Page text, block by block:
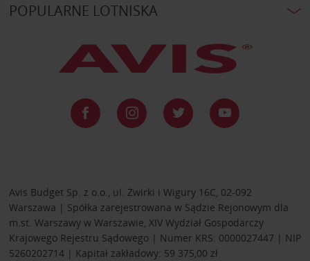
POPULARNE LOTNISKA
Avis Budget Sp. z o.o., ul. Żwirki i Wigury 16C, 02-092
Warszawa | Spółka zarejestrowana w Sądzie Rejonowym dla
m.st. Warszawy w Warszawie, XIV Wydział Gospodarczy
Krajowego Rejestru Sądowego | Numer KRS: 0000027447 | NIP
5260202714 | Kapitał zakładowy: 59 375,00 zł